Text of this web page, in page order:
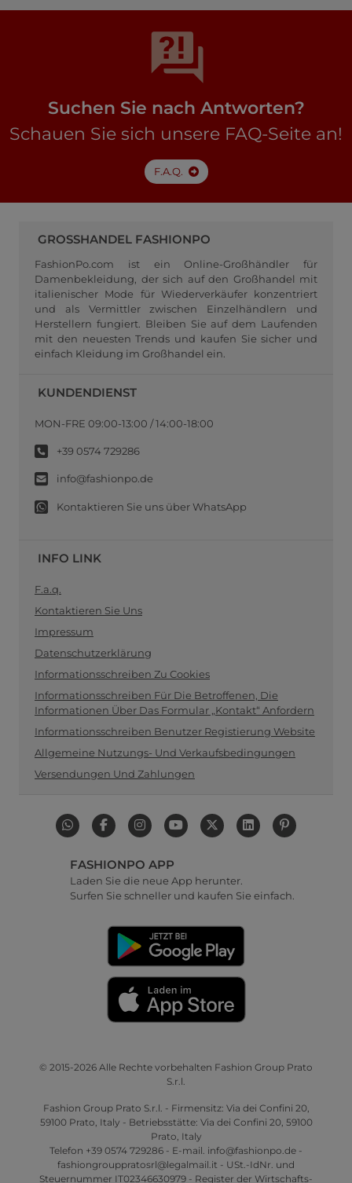
Suchen Sie nach Antworten?
Schauen Sie sich unsere FAQ-Seite an!
F.A.Q.
GROSSHANDEL FASHIONPO
FashionPo.com ist ein Online-Großhändler für
Damenbekleidung, der sich auf den Großhandel mit
italienischer Mode für Wiederverkäufer konzentriert
und als Vermittler zwischen Einzelhändlern und
Herstellern fungiert. Bleiben Sie auf dem Laufenden
mit den neuesten Trends und kaufen Sie sicher und
einfach Kleidung im Großhandel ein.
KUNDENDIENST
MON-FRE 09:00-13:00 / 14:00-18:00
+39 0574 729286
info@fashionpo.de
Kontaktieren Sie uns über WhatsApp
INFO LINK
F.a.q.
Kontaktieren Sie Uns
Impressum
Datenschutzerklärung
Informationsschreiben Zu Cookies
Informationsschreiben Für Die Betroffenen, Die
Informationen Über Das Formular „Kontakt“ Anfordern
Informationsschreiben Benutzer Registierung Website
Allgemeine Nutzungs- Und Verkaufsbedingungen
Versendungen Und Zahlungen
FASHIONPO APP
Laden Sie die neue App herunter.
Surfen Sie schneller und kaufen Sie einfach.
© 2015-2026 Alle Rechte vorbehalten Fashion Group Prato
S.r.l.
Fashion Group Prato S.r.l. - Firmensitz: Via dei Confini 20,
59100 Prato, Italy - Betriebsstätte: Via dei Confini 20, 59100
Prato, Italy
Telefon +39 0574 729286 - E-mail. info@fashionpo.de -
fashiongrouppratosrl@legalmail.it - USt.-IdNr. und
Steuernummer IT02346630979 - Register der Wirtschafts-